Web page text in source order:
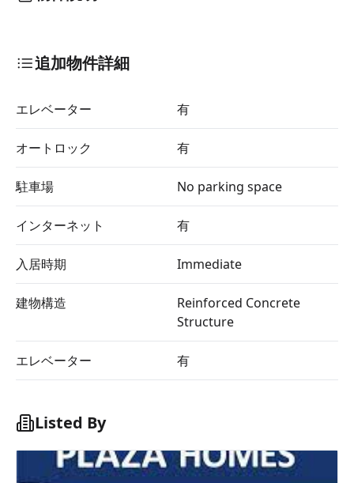
追加物件詳細
エレベーター 有
オートロック 有
駐車場 No parking space
インターネット 有
入居時期 Immediate
建物構造
Reinforced Concrete
Structure
エレベーター 有
Listed By